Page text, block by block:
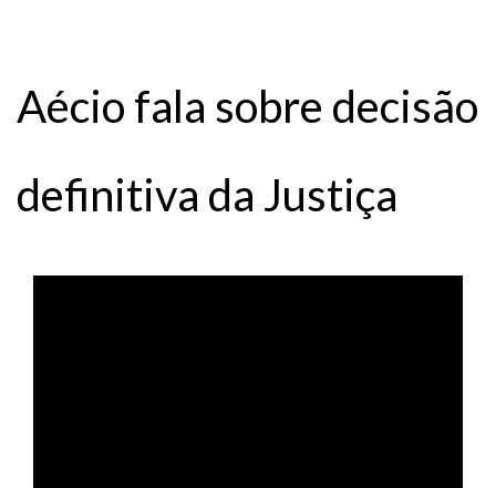
Aécio fala sobre decisão
definitiva da Justiça